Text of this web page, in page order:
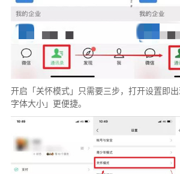
开启「关怀模式」只需要三步，打开设置即
字体大小」更便捷。